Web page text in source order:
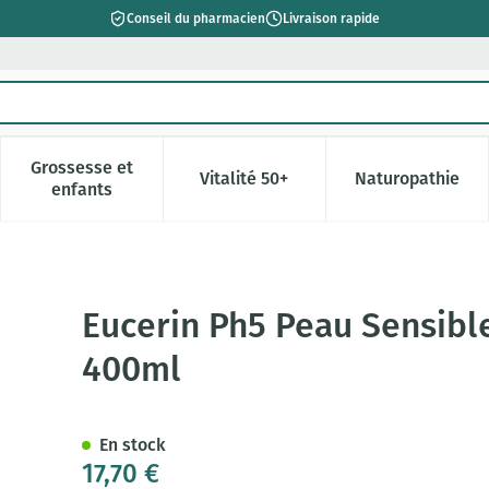
Conseil du pharmacien Livraison rapide
Beauté, soins et hygiène
menu pour la catégorie Régime, alimentation &
Grossesse et
enfantsAfficher le sous-menu pour la catégorie Grossesse
Vitalité 50+Afficher le sous-menu pour la
Naturopathie
Afficher le
Liquid+pompe 400ml
Eucerin Ph5 Peau
400ml
17,70 €
En stock